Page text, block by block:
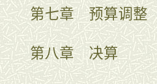
第七章 预算调整
第八章 决算